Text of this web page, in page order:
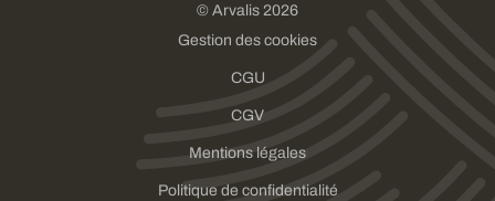
© Arvalis 2026
Gestion des cookies
CGU
CGV
Mentions légales
Politique de confidentialité